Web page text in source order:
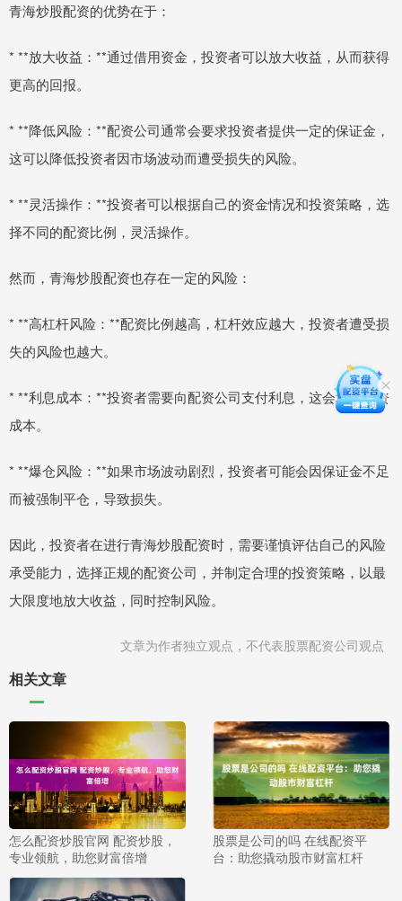
青海炒股配资的优势在于：
* **放大收益：**通过借用资金，投资者可以放大收益，从而获得
更高的回报。
* **降低风险：**配资公司通常会要求投资者提供一定的保证金，
这可以降低投资者因市场波动而遭受损失的风险。
* **灵活操作：**投资者可以根据自己的资金情况和投资策略，选
择不同的配资比例，灵活操作。
然而，青海炒股配资也存在一定的风险：
* **高杠杆风险：**配资比例越高，杠杆效应越大，投资者遭受损
失的风险也越大。
* **利息成本：**投资者需要向配资公司支付利息，这会增加投资
成本。
* **爆仓风险：**如果市场波动剧烈，投资者可能会因保证金不足
而被强制平仓，导致损失。
因此，投资者在进行青海炒股配资时，需要谨慎评估自己的风险
承受能力，选择正规的配资公司，并制定合理的投资策略，以最
大限度地放大收益，同时控制风险。
文章为作者独立观点，不代表股票配资公司观点
相关文章
怎么配资炒股官网 配资炒股，
专业领航，助您财富倍增
股票是公司的吗 在线配资平
台：助您撬动股市财富杠杆